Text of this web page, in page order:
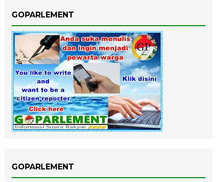
GOPARLEMENT
GOPARLEMENT